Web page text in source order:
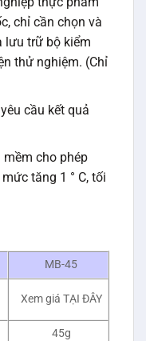
chỉ cần chọn và
lưu trữ bộ kiểm
thử nghiệm. (Chỉ
cầu kết quả
cho phép
tăng 1 ° C, tối
MB-45
Xem giá TẠI ĐÂY
45g